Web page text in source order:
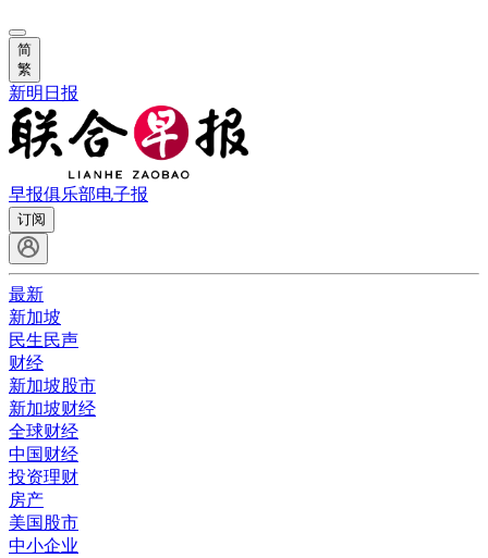
简
繁
新明日报
早报俱乐部电子报
订阅
最新
新加坡
民生民声
财经
新加坡股市
新加坡财经
全球财经
中国财经
投资理财
房产
美国股市
中小企业